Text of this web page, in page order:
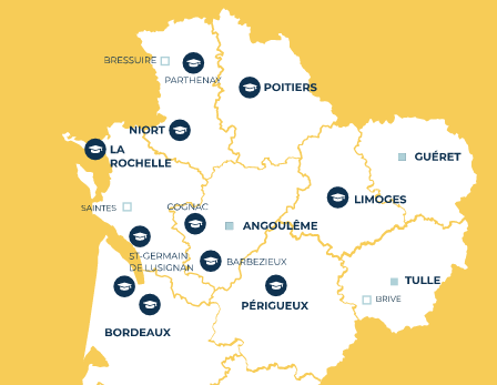
Nos centres de formation